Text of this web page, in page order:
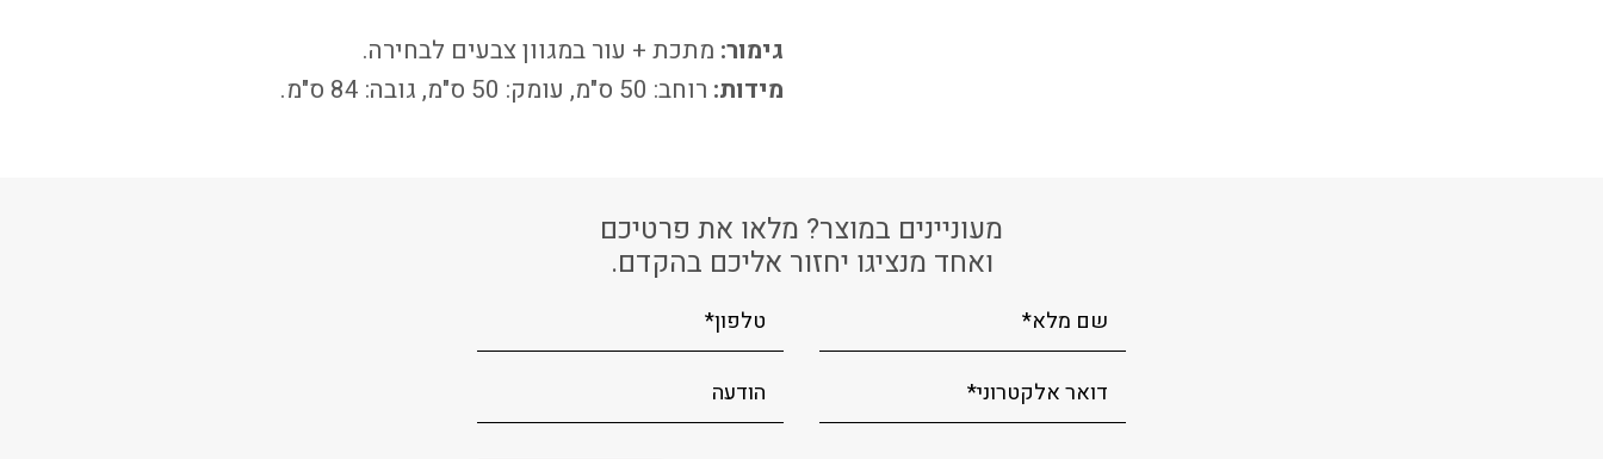
גימור: מתכת + עור במגוון צבעים לבחירה.
מידות: רוחב: 50 ס"מ, עומק: 50 ס"מ, גובה: 84 ס"מ.
מעוניינים במוצר? מלאו את פרטיכם
ואחד מנציגו יחזור אליכם בהקדם.